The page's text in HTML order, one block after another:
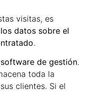
visitas, es
datos sobre el
.
software de gestión.
toda la
clientes. Si el